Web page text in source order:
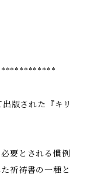
版された『キリ
要とされる慣例
祈祷書の一種と